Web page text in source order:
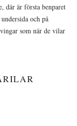
där är första benparet
och på
som när de vilar